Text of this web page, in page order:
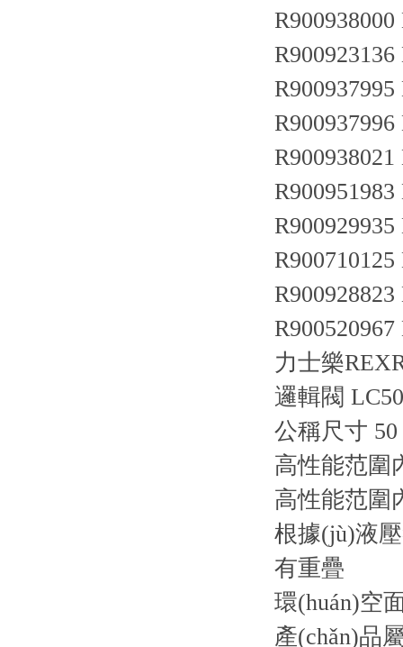
力士樂
邏輯閥
公稱尺寸
高性能范圍
高性能范圍
根據(jù)液
有重疊
環(huán)空
產(chǎn)品